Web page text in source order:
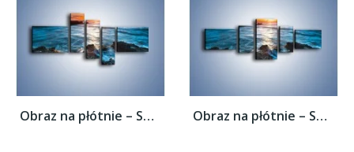
Obraz na płótnie – Spieniony kamienny... Obraz na płótnie – Spieniony kamienny...